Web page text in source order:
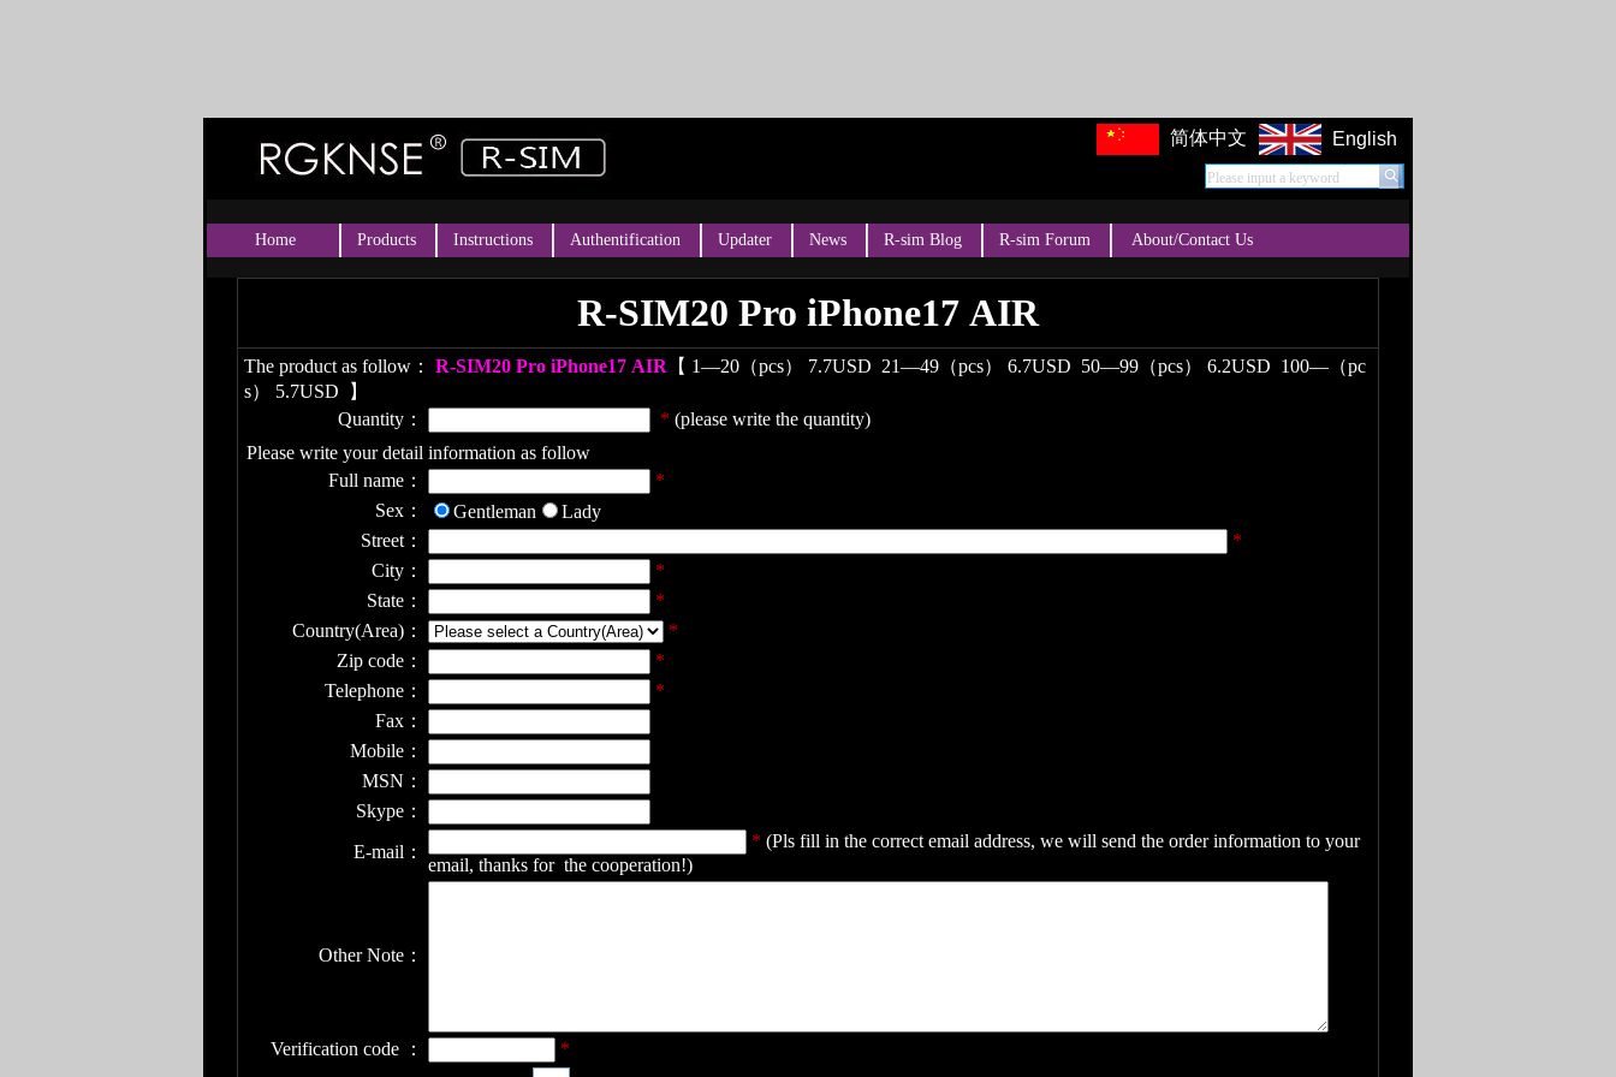
简体中文 English
Please input a keyword
Home Products Instructions Authentification Updater News R-sim Blog R-sim Forum About/Contact Us
R-SIM20 Pro iPhone17 AIR
The product as follow： R-SIM20 Pro iPhone17 AIR 【 1—20（pcs） 7.7USD 21—49（pcs） 6.7USD 50—99（pcs） 6.2USD 100—（pc
s） 5.7USD
】
Quantity：
* (please write the quantity)
Please write your detail information as follow
Full name：
*
Sex：
Gentleman
Lady
Street：
*
City：
*
State：
*
Country(Area)：
*
Zip code：
*
Telephone：
*
Fax：
Mobile：
MSN：
Skype：
E-mail：
* (Pls fill in the correct email address, we will send the order information to your
email, thanks for the cooperation!)
Other Note：
Verification code ： *